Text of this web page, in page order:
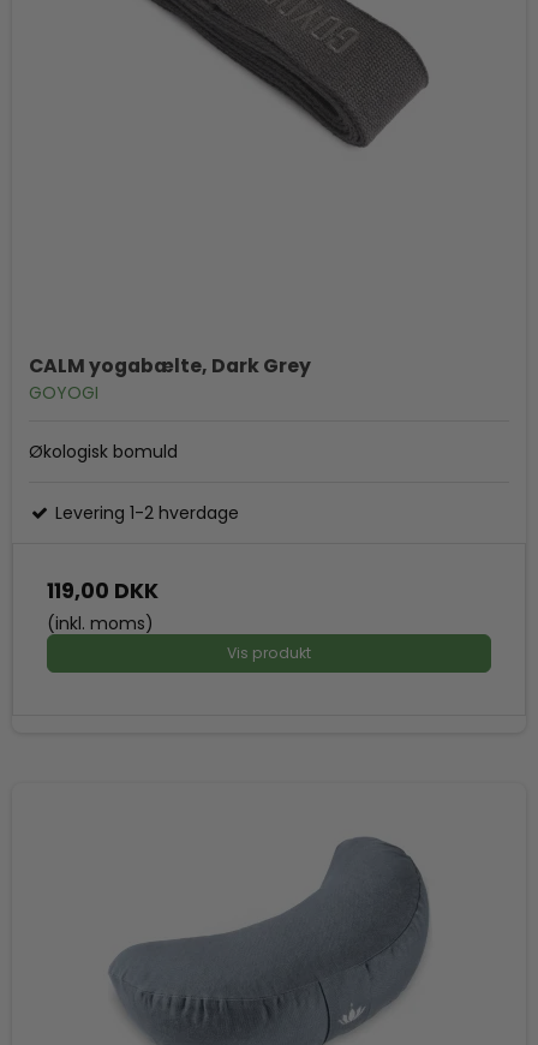
CALM yogabælte, Dark Grey
GOYOGI
Økologisk bomuld
Levering 1-2 hverdage
119,00 DKK
(inkl. moms)
Vis produkt